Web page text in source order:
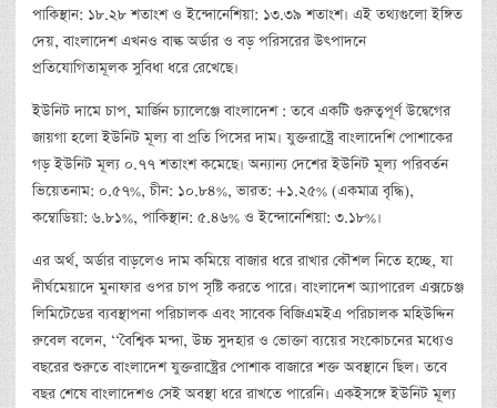
পাকিস্থান: ১৮.২৮ শতাংশ ও ইন্দোনেশিয়া: ১৩.৩৯ শতাংশ। এই তথ্যগুলো ইঙ্গিত
দেয়, বাংলাদেশ এখনও বাল্ক অর্ডার ও বড় পরিসরের উৎপাদনে
প্রতিযোগিতামূলক সুবিধা ধরে রেখেছে।
ইউনিট দামে চাপ, মার্জিন চ্যালেঞ্জে বাংলাদেশ : তবে একটি গুরুত্বপূর্ণ উদ্বেগের
জায়গা হলো ইউনিট মূল্য বা প্রতি পিসের দাম। যুক্তরাষ্ট্রে বাংলাদেশি পোশাকের
গড় ইউনিট মূল্য ০.৭৭ শতাংশ কমেছে। অন্যান্য দেশের ইউনিট মূল্য পরিবর্তন
ভিয়েতনাম: ০.৫৭%, চীন: ১০.৮৪%, ভারত: +১.২৫% (একমাত্র বৃদ্ধি),
কম্বোডিয়া: ৬.৮১%, পাকিস্থান: ৫.৪৬% ও ইন্দোনেশিয়া: ৩.১৮%।
এর অর্থ, অর্ডার বাড়লেও দাম কমিয়ে বাজার ধরে রাখার কৌশল নিতে হচ্ছে, যা
দীর্ঘমেয়াদে মুনাফার ওপর চাপ সৃষ্টি করতে পারে। বাংলাদেশ অ্যাপারেল এক্সচেঞ্জ
লিমিটেডের ব্যবস্থাপনা পরিচালক এবং সাবেক বিজিএমইএ পরিচালক মহিউদ্দিন
রুবেল বলেন, ‘‘বৈশ্বিক মন্দা, উচ্চ সুদহার ও ভোক্তা ব্যয়ের সংকোচনের মধ্যেও
বছরের শুরুতে বাংলাদেশ যুক্তরাষ্ট্রের পোশাক বাজারে শক্ত অবস্থানে ছিল। তবে
বছর শেষে বাংলাদেশও সেই অবস্থা ধরে রাখতে পারেনি। একইসঙ্গে ইউনিট মূল্য